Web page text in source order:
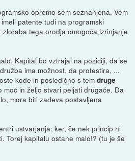
opremo sem seznanjena. Vem
patente tudi na programski
tega orodja omogoča izrinjanje
Kapital bo vztrajal na poziciji, da se
ima možnost, da protestira, ...
kode in posledično s temdruge
moč in željo stvari peljati drugače. Da
mora biti zadeva postavljena
ustvarjanja: ker, če nek princip ni
Torej kapitalu ostane malo!? (tu je še